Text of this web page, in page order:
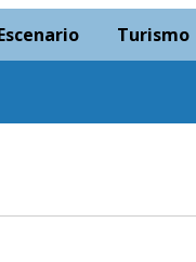
Turismo